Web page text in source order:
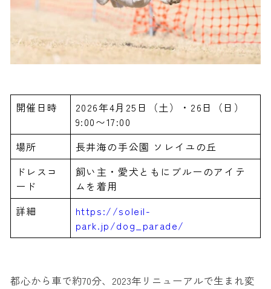
開催日時
2026年4月25日（土）・26日（日）
9:00〜17:00
場所
長井海の手公園 ソレイユの丘
ドレスコ
ード
飼い主・愛犬ともにブルーのアイテ
ムを着用
詳細
https://soleil-
park.jp/dog_parade/
都心から車で約70分、2023年リニューアルで生まれ変